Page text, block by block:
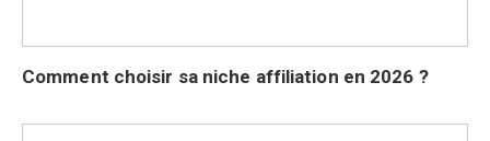
Comment choisir sa niche affiliation en 2026 ?